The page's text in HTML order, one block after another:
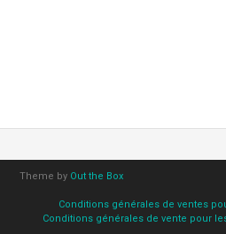
Theme by Out the Box
Conditions générales de ventes
Conditions générales de vente pour